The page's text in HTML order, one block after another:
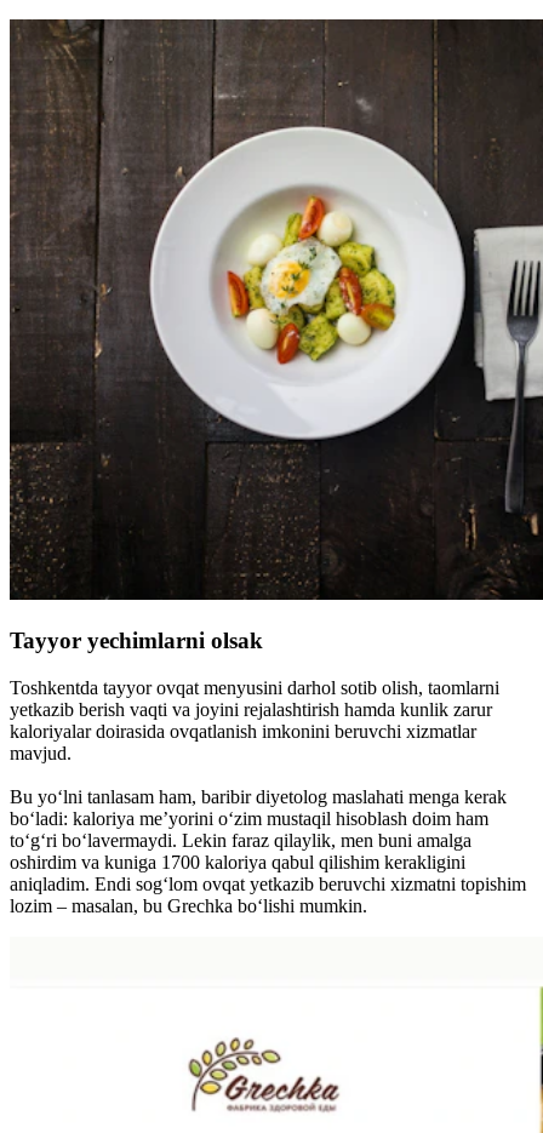
Tayyor yechimlarni olsak
Toshkentda tayyor ovqat menyusini darhol sotib olish, taomlarni
yetkazib berish vaqti va joyini rejalashtirish hamda kunlik zarur
kaloriyalar doirasida ovqatlanish imkonini beruvchi xizmatlar
mavjud.
Bu yo‘lni tanlasam ham, baribir diyetolog maslahati menga kerak
bo‘ladi: kaloriya me’yorini o‘zim mustaqil hisoblash doim ham
to‘g‘ri bo‘lavermaydi. Lekin faraz qilaylik, men buni amalga
oshirdim va kuniga 1700 kaloriya qabul qilishim kerakligini
aniqladim. Endi sog‘lom ovqat yetkazib beruvchi xizmatni topishim
lozim – masalan, bu Grechka bo‘lishi mumkin.